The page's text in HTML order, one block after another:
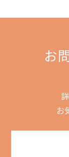
お
お